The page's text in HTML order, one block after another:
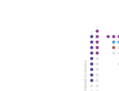
ЛЕВЫЙ БАЛКОН Б
2
1